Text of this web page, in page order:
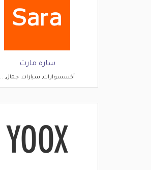
ساره مارت
أكسسوارات, سيارات, جمال, ..